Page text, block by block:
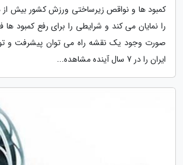
کمبود ها و نواقص زیرساختی ورزش کشور بیش
را نمایان می کند و شرایطی را برای رفع کمبود ها
صورت وجود یک نقشه راه می توان پیشرفت و
ایران را در 7 سال آینده مشاهده...